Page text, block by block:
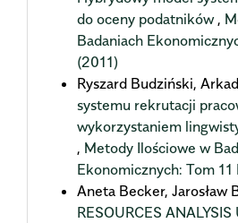
do oceny podatników,
Badaniach
(2011)
Ryszard Budziński,
systemu rekrutacji
wykorzystaniem
, Metody Ilościowe w
Ekonomicznych: Tom
Aneta Becker, Jarosław
RESOURCES